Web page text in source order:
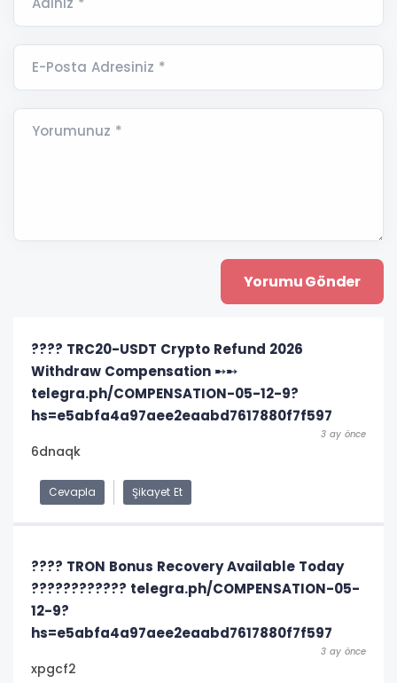
E-Posta Adresiniz *
Yorumunuz *
???? TRC20-USDT Crypto Refund 2026
Withdraw Compensation ➸➸
telegra.ph/COMPENSATION-05-12-9?
hs=e5abfa4a97aee2eaabd7617880f7f597
3 ay önce
6dnaqk
Cevapla Şikayet Et
???? TRON Bonus Recovery Available Today
???????????? telegra.ph/COMPENSATION-05-
12-9?
hs=e5abfa4a97aee2eaabd7617880f7f597
3 ay önce
xpgcf2